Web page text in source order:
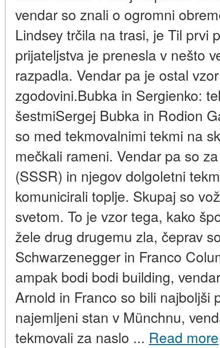
vendar so znali o ogromni
Lindsey trčila na trasi, je Til prvi
prijateljstva je prenesla v nešto
razpadla. Vendar pa je ostal
zgodovini.Bubka in Sergienko:
šestmiSergej Bubka in Rodion
so med tekmovalnimi tekmi na
mečkali rameni. Vendar pa so
(SSSR) in njegov dolgoletni
komunicirali toplje. Skupaj so
svetom. To je vzor tega, kako
žele drug drugemu zla, čeprav
Schwarzenegger in Franco
ampak bodi bodi building,
Arnold in Franco so bili najboljši
najemljeni stan v Münchnu,
tekmovali za naslo ... Read more